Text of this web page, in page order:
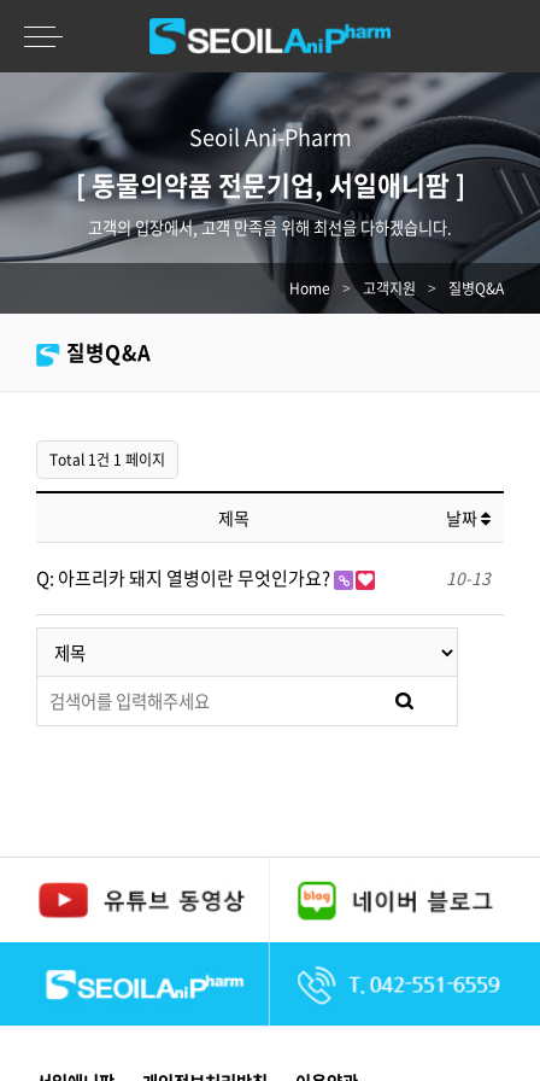
Seoil Ani-Pharm
[ 동물의약품 전문기업, 서일애니팜 ]
고객의 입장에서, 고객 만족을 위해 최선을 다하겠습니다.
Home > 고객지원 > 질병Q&A
질병Q&A
Total 1건 1 페이지
제목 날짜
Q: 아프리카 돼지 열병이란 무엇인가요? 10-13